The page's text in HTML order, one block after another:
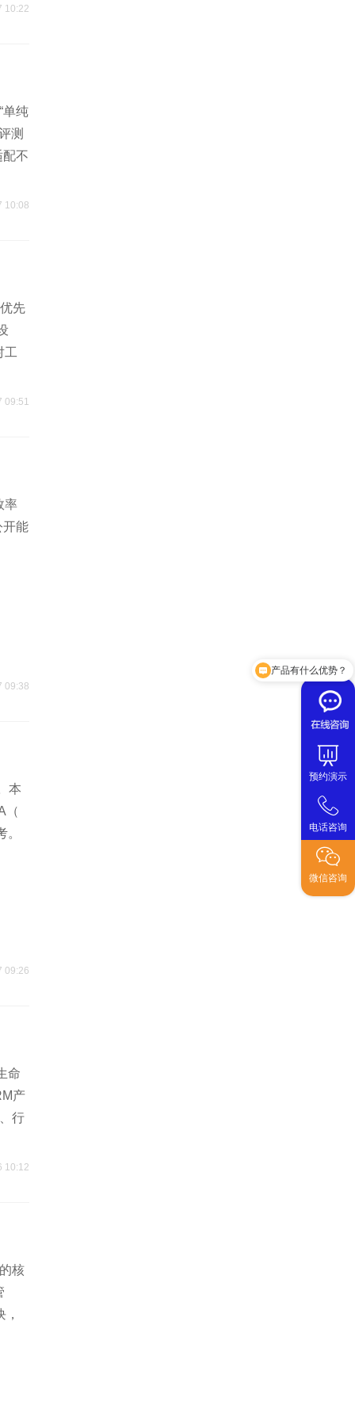
预约演示
电话咨询
微信咨询
10:22
单纯
测
不
10:08
先
工
09:51
率
开能
09:38
本
（
09:26
命
产
行
10:12
核
费用贵吗？